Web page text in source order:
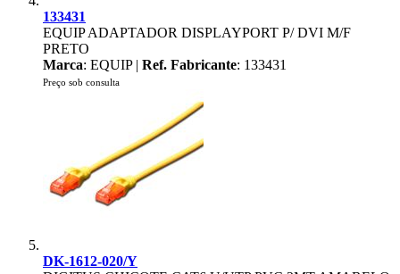
133431
EQUIP ADAPTADOR DISPLAYPORT P/ DVI M/F
PRETO
Marca: EQUIP | Ref. Fabricante: 133431
Preço sob consulta
DK-1612-020/Y